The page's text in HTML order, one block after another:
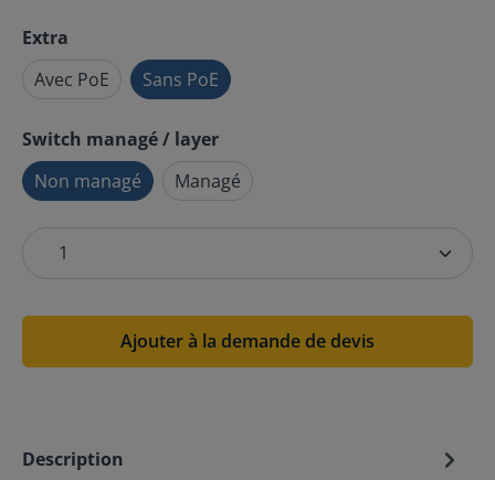
Extra
Avec PoE
Sans PoE
Switch managé / layer
Non managé
Managé
Ajouter à la demande de devis
Description